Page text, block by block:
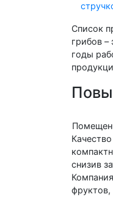
Список
грибов
годы
снизив
фруктов,